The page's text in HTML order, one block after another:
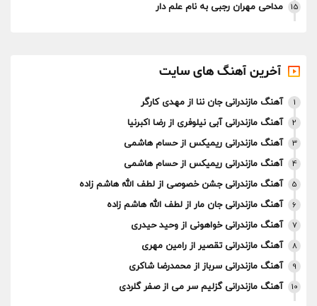
15 مداحی مهران رجبی به نام علم دار
آخرین آهنگ های سایت
1 آهنگ مازندرانی جان ننا از مهدی کارگر
2 آهنگ مازندرانی آبی نیلوفری از رضا اکبرنیا
3 آهنگ مازندرانی ریمیکس از حسام هاشمی
4 آهنگ مازندرانی ریمیکس از حسام هاشمی
5 آهنگ مازندرانی جشن خصوصی از لطف الله هاشم زاده
6 آهنگ مازندرانی جان مار از لطف الله هاشم زاده
7 آهنگ مازندرانی خواهونی از وحید حیدری
8 آهنگ مازندرانی تقصیر از رامین مهری
9 آهنگ مازندرانی سرباز از محمدرضا شاکری
10 آهنگ مازندرانی گزلیم سر می از صفر گلردی